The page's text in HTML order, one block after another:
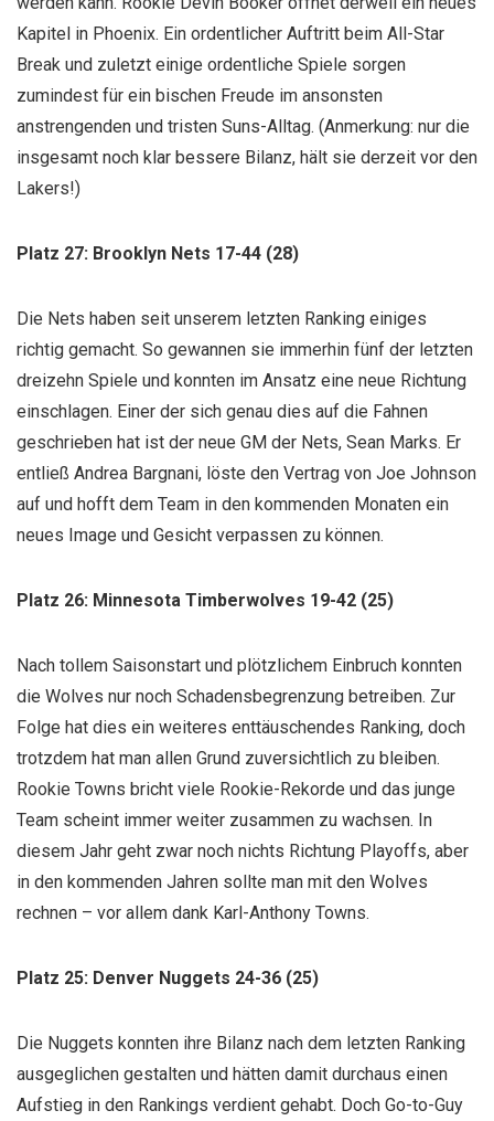
Kapitel in Phoenix. Ein ordentlicher Auftritt beim All-Star
Break und zuletzt einige ordentliche Spiele sorgen
zumindest für ein bischen Freude im ansonsten
anstrengenden und tristen Suns-Alltag. (Anmerkung: nur die
insgesamt noch klar bessere Bilanz, hält sie derzeit vor den
Lakers!)
Platz 27: Brooklyn Nets 17-44 (28)
Die Nets haben seit unserem letzten Ranking einiges
richtig gemacht. So gewannen sie immerhin fünf der letzten
dreizehn Spiele und konnten im Ansatz eine neue Richtung
einschlagen. Einer der sich genau dies auf die Fahnen
geschrieben hat ist der neue GM der Nets, Sean Marks. Er
entließ Andrea Bargnani, löste den Vertrag von Joe Johnson
auf und hofft dem Team in den kommenden Monaten ein
neues Image und Gesicht verpassen zu können.
Platz 26: Minnesota Timberwolves 19-42 (25)
Nach tollem Saisonstart und plötzlichem Einbruch konnten
die Wolves nur noch Schadensbegrenzung betreiben. Zur
Folge hat dies ein weiteres enttäuschendes Ranking, doch
trotzdem hat man allen Grund zuversichtlich zu bleiben.
Rookie Towns bricht viele Rookie-Rekorde und das junge
Team scheint immer weiter zusammen zu wachsen. In
diesem Jahr geht zwar noch nichts Richtung Playoffs, aber
in den kommenden Jahren sollte man mit den Wolves
rechnen – vor allem dank Karl-Anthony Towns.
Platz 25: Denver Nuggets 24-36 (25)
Die Nuggets konnten ihre Bilanz nach dem letzten Ranking
ausgeglichen gestalten und hätten damit durchaus einen
Aufstieg in den Rankings verdient gehabt. Doch Go-to-Guy